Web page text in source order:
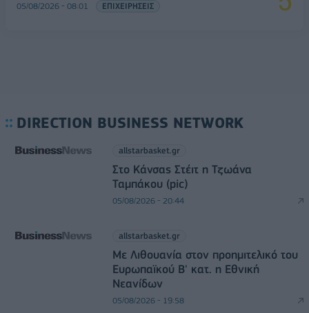
05/08/2026 - 08:01 ΕΠΙΧΕΙΡΗΣΕΙΣ
DIRECTION BUSINESS NETWORK
allstarbasket.gr
Στο Κάνσας Στέιτ η Τζωάνα
Ταμπάκου (pic)
05/08/2026 - 20:44
allstarbasket.gr
Με Λιθουανία στον προημιτελικό του
Ευρωπαϊκού Β' κατ. η Εθνική
Νεανίδων
05/08/2026 - 19:58